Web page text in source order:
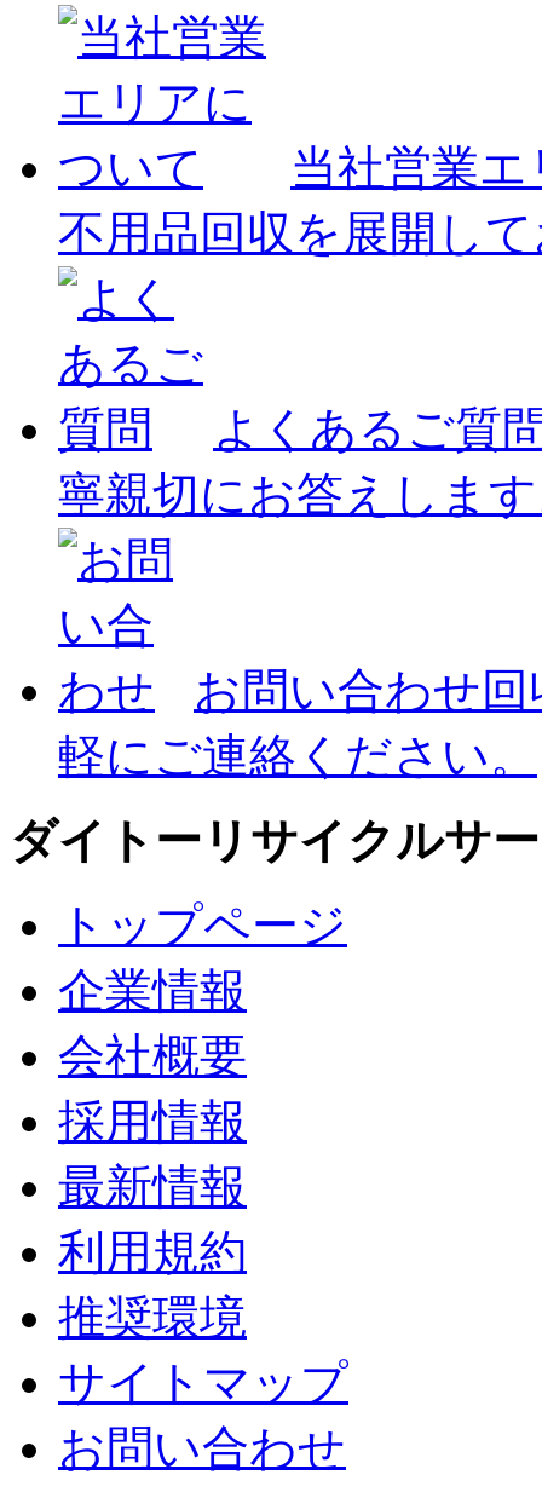
当社営業
不用品回収を展開し
よくあるご質
寧親切にお答えしま
お問い合わせ
軽にご連絡ください。
ダイトーリサイクルサ
トップページ
企業情報
会社概要
採用情報
最新情報
利用規約
推奨環境
サイトマップ
お問い合わせ